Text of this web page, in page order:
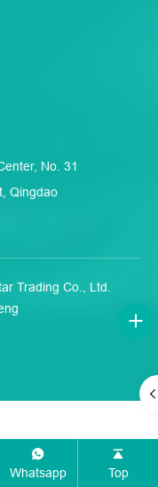
No. 31
Qingdao
Trading Co., Ltd.
Whatsapp Top